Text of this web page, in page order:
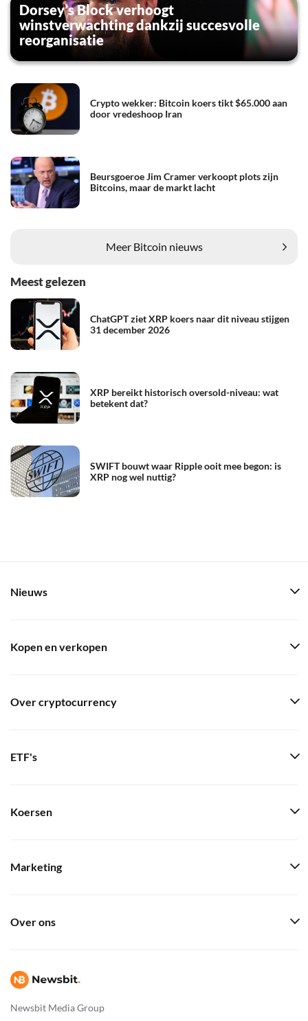
Dorsey’s Block verhoogt
winstverwachting dankzij succesvolle
reorganisatie
Crypto wekker: Bitcoin koers tikt $65.000 aan
door vredeshoop Iran
Beursgoeroe Jim Cramer verkoopt plots zijn
Bitcoins, maar de markt lacht
Meer Bitcoin nieuws
Meest gelezen
ChatGPT ziet XRP koers naar dit niveau stijgen
31 december 2026
XRP bereikt historisch oversold-niveau: wat
betekent dat?
SWIFT bouwt waar Ripple ooit mee begon: is
XRP nog wel nuttig?
Newsbit Media Group
Nieuws
Kopen en verkopen
Over cryptocurrency
ETF's
Koersen
Marketing
Over ons